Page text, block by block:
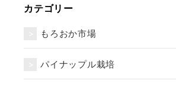
カテゴリー
もろおか市場
パイナップル栽培